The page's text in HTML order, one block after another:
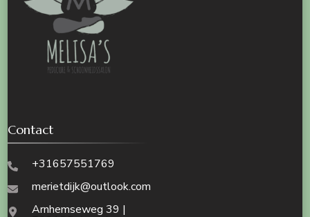
Contact
+31657551769
merietdijk@outlook.com
Arnhemseweg 39 |